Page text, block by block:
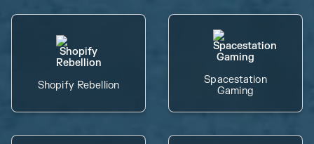
Shopify Rebellion
Spacestation
Gaming